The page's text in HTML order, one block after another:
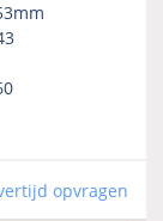
opvragen